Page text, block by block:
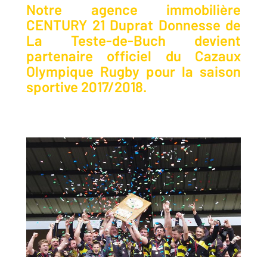
Notre agence immobilière
CENTURY 21 Duprat Donnesse de
La Teste-de-Buch devient
partenaire officiel du Cazaux
Olympique Rugby pour la saison
sportive 2017/2018.